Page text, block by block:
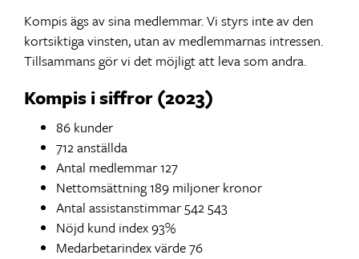
Kompis ägs av sina medlemmar. Vi styrs inte av den
kortsiktiga vinsten, utan av medlemmarnas intressen.
Tillsammans gör vi det möjligt att leva som andra.
Kompis i siffror (2023)
86 kunder
712 anställda
Antal medlemmar 127
Nettomsättning 189 miljoner kronor
Antal assistanstimmar 542 543
Nöjd kund index 93%
Medarbetarindex värde 76